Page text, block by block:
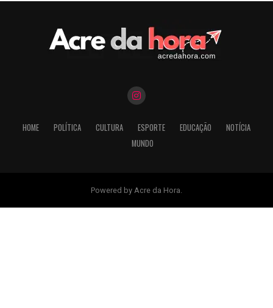
HOME POLÍTICA CULTURA ESPORTE EDUCAÇÃO
NOTÍCIA
MUNDO
Powered by Acre da Hora.